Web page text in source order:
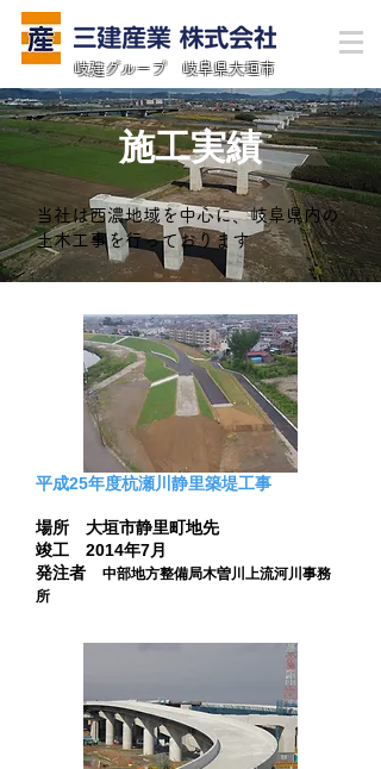
岐建グループ 岐阜県大垣市
施工実績
当社は西濃地域を中心に、岐阜県内の
土木工事を行っております
平成25年度杭瀬川静里築堤工事
場所 大垣市静里町地先
竣工 2014年7月
発注者 中部地方整備局木曽川上流河川事務
所